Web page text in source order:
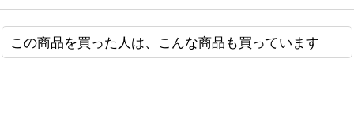
この商品を買った人は、こんな商品も買っています